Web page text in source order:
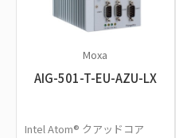
Moxa
AIG-501-T-EU-AZU-LX
Intel Atom® クアッドコア